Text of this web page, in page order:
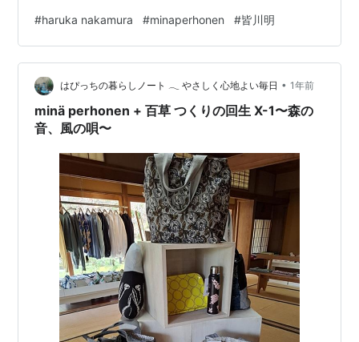
#haruka nakamura #minaperhonen #皆川明
はぴっちの暮らしノート 𓂃 やさしく心地よい毎日 • 1年前
minä perhonen + 百草 つくりの回生 X-1〜森の
音、風の唄〜